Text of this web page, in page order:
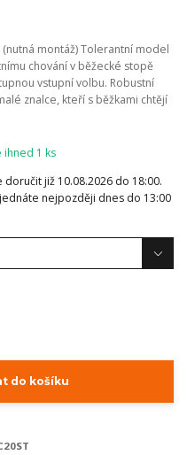
montáž) Tolerantní model
chování v běžecké stopě
vstupní volbu. Robustní
znalce, kteří s běžkami chtějí
ihned 1 ks
již 10.08.2026 do 18:00.
nejpozději dnes do 13:00
do košíku